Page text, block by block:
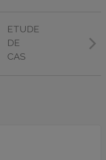
ETUDE
DE
CAS